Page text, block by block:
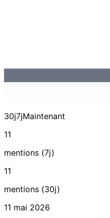
30j7jMaintenant
11
mentions (7j)
11
mentions (30j)
11 mai 2026